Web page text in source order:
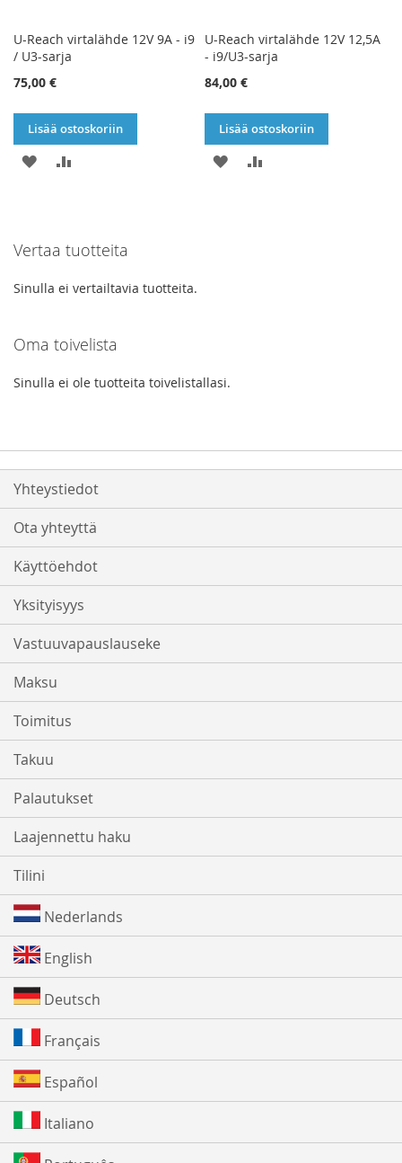
U-Reach virtalähde 12V 9A - i9
/ U3-sarja
75,00 €
Lisää ostoskoriin
LISÄÄ
U-Reach virtalähde 12V 12,5A
- i9/U3-sarja
84,00 €
Lisää ostoskoriin
LISÄÄ
Vertaa tuotteita
Sinulla ei vertailtavia tuotteita.
Oma toivelista
Sinulla ei ole tuotteita toivelistallasi.
Yhteystiedot
Ota yhteyttä
Käyttöehdot
Yksityisyys
Vastuuvapauslauseke
Maksu
Toimitus
Takuu
Palautukset
Laajennettu haku
Tilini
Nederlands
English
Deutsch
Français
Español
Italiano